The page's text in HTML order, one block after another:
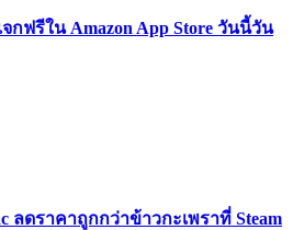
กฟรีใน Amazon App Store วันนี้วัน
ลดราคาถูกกว่าข้าวกะเพราที่ Steam